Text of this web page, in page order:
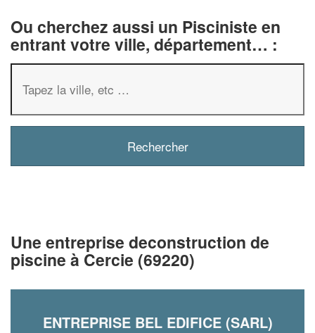
Ou cherchez aussi un Pisciniste en
entrant votre ville, département… :
Une entreprise deconstruction de
piscine à Cercie (69220)
ENTREPRISE BEL EDIFICE (SARL)
✕
nouveaux clients!